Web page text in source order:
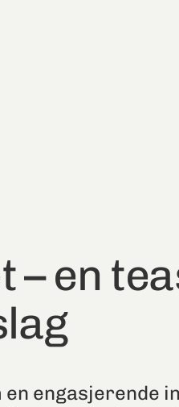
– en
en engasjerende